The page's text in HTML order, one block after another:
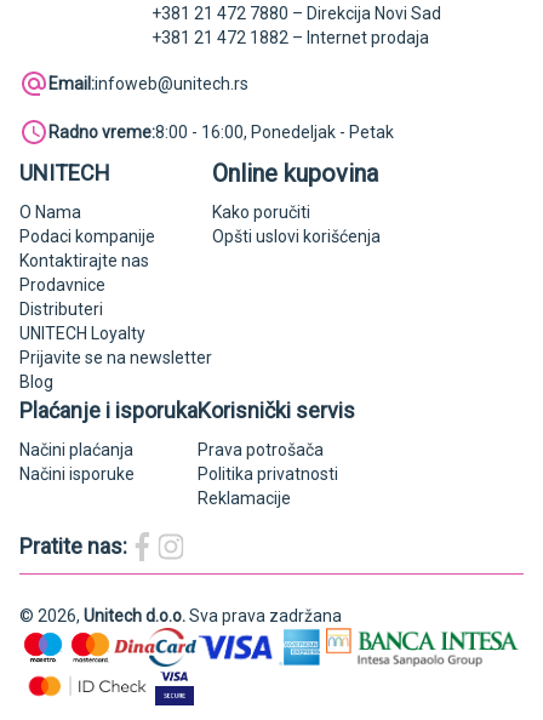
+381 21 472 7880 – Direkcija Novi Sad
+381 21 472 1882 – Internet prodaja
Email:infoweb@unitech.rs
Radno vreme:8:00 - 16:00, Ponedeljak - Petak
UNITECH
O Nama
Podaci kompanije
Kontaktirajte nas
Prodavnice
Distributeri
UNITECH Loyalty
Prijavite se na newsletter
Blog
Online kupovina
Kako poručiti
Opšti uslovi korišćenja
Plaćanje i isporuka
Načini plaćanja
Načini isporuke
Korisnički servis
Prava potrošača
Politika privatnosti
Reklamacije
Pratite nas:
© 2026, Unitech d.o.o.Sva prava zadržana